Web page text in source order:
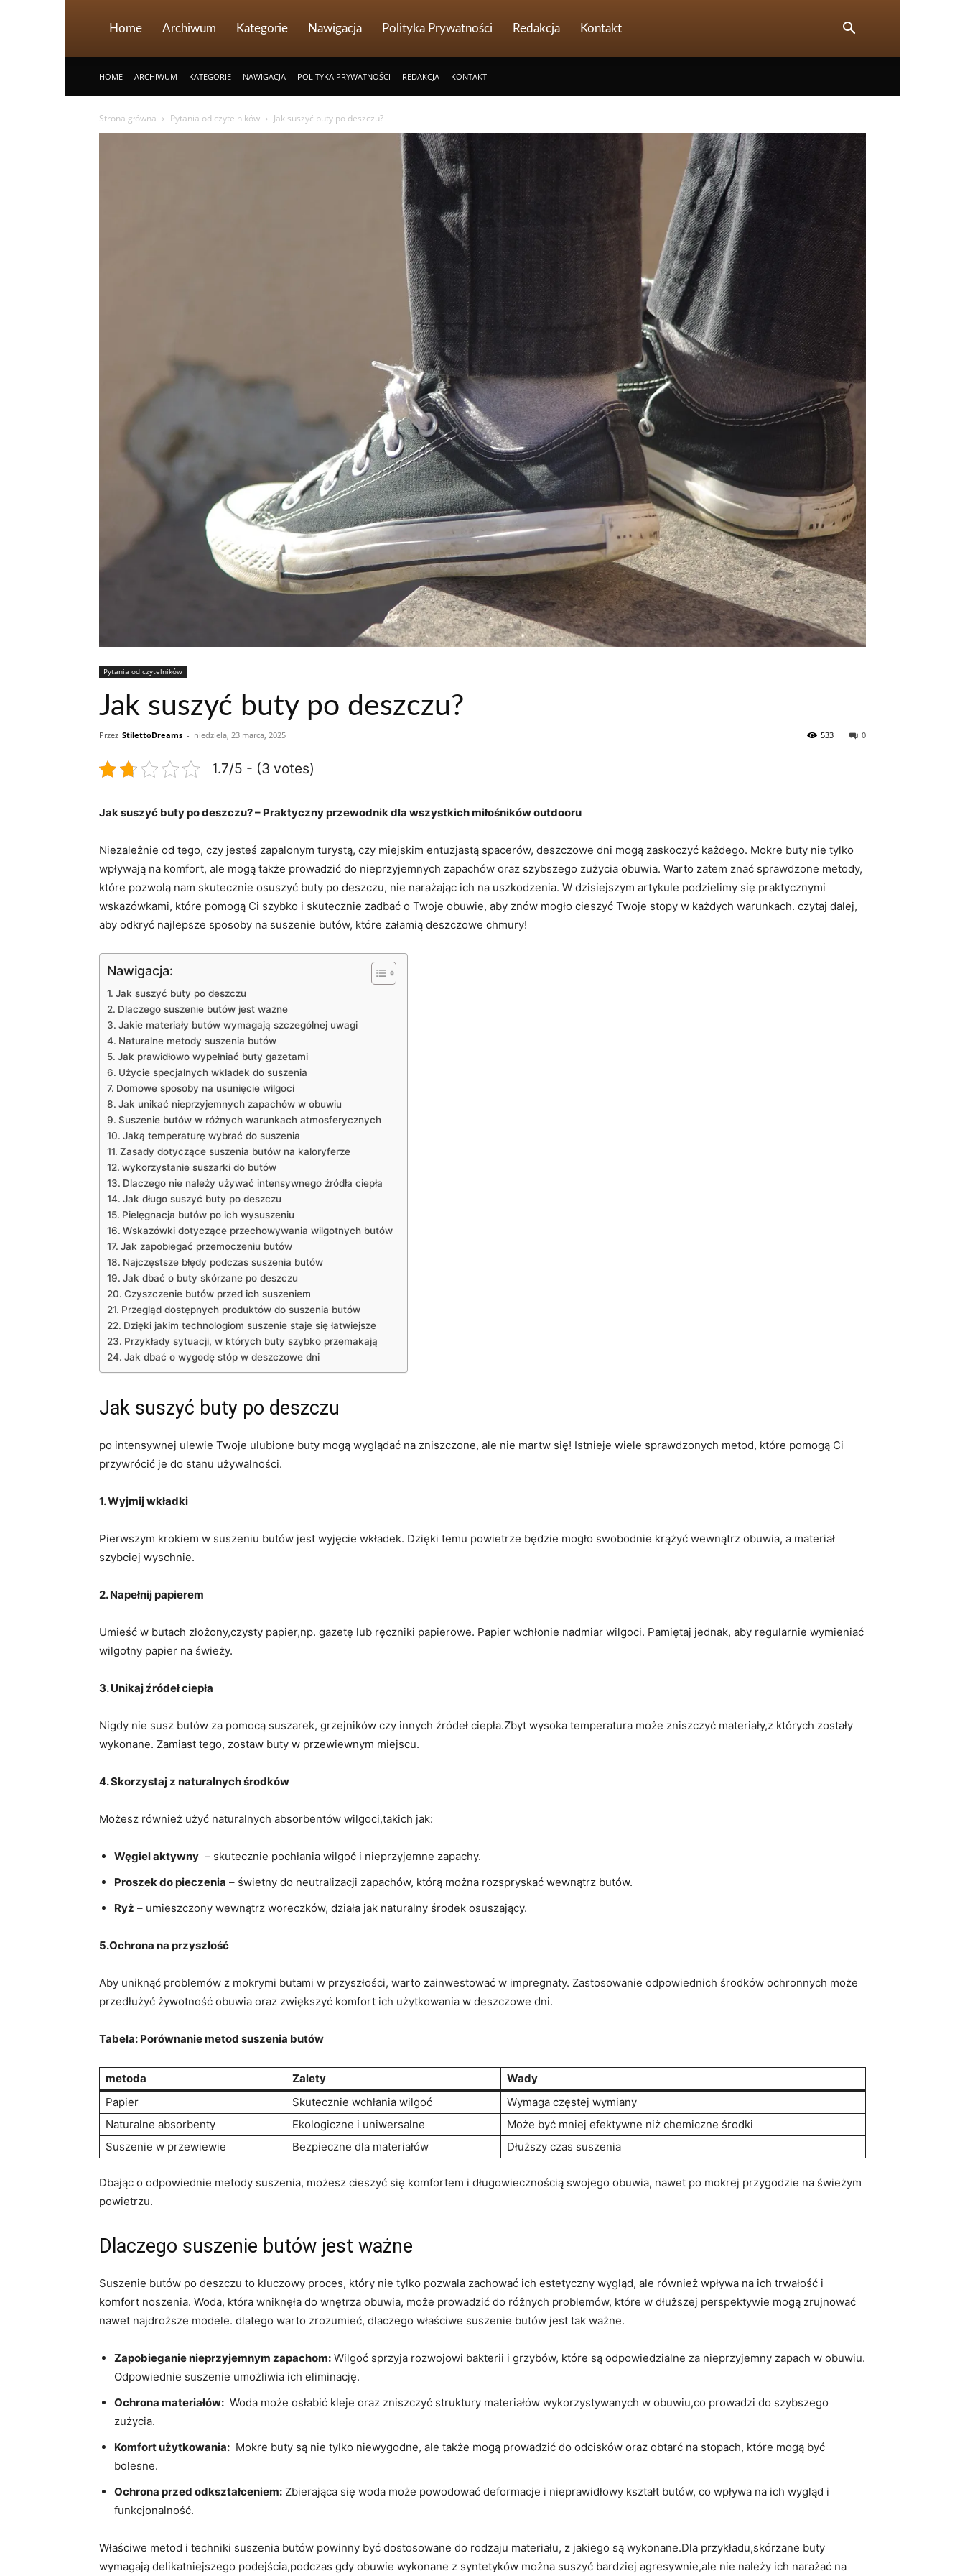
Home Archiwum Kategorie Nawigacja Polityka Prywatności Redakcja Kontakt
HOME ARCHIWUM KATEGORIE NAWIGACJA POLITYKA PRYWATNOŚCI REDAKCJA KONTAKT
Strona główna Pytania od czytelników Jak suszyć buty po deszczu?
Pytania od czytelników
Jak suszyć buty po deszczu?
Przez StilettoDreams - niedziela, 23 marca, 2025 0
533
1.7/5 - (3 votes)
Jak suszyć ⁤buty po deszczu?​ – Praktyczny przewodnik ‌dla wszystkich miłośników outdooru
Niezależnie od tego,​ czy jesteś zapalonym turystą, czy miejskim entuzjastą spacerów, deszczowe‍ dni ⁢mogą‍ zaskoczyć każdego. Mokre buty nie tylko
wpływają na komfort, ale mogą także ​prowadzić⁤ do nieprzyjemnych zapachów oraz szybszego zużycia obuwia. Warto zatem znać sprawdzone metody,
‍które pozwolą⁣ nam skutecznie osuszyć buty po deszczu,‍ nie narażając ich na uszkodzenia. W dzisiejszym artykule podzielimy się praktycznymi
wskazówkami, ⁣które pomogą Ci szybko i⁤ skutecznie ‌zadbać⁤ o‍ Twoje obuwie, aby znów mogło cieszyć Twoje stopy w każdych ​warunkach. czytaj dalej,
aby ​odkryć najlepsze⁣ sposoby na ​suszenie​ butów, które załamią deszczowe chmury!
Nawigacja:
Jak suszyć‌ buty po deszczu
Dlaczego suszenie butów jest ważne
Jakie materiały butów wymagają szczególnej uwagi
Naturalne⁢ metody suszenia butów
Jak prawidłowo wypełniać buty gazetami
Użycie specjalnych wkładek do suszenia
Domowe sposoby na‍ usunięcie wilgoci
Jak unikać nieprzyjemnych zapachów w obuwiu
Suszenie butów ⁢w ‌różnych warunkach atmosferycznych
Jaką temperaturę⁣ wybrać ⁤do​ suszenia
Zasady dotyczące suszenia butów na kaloryferze
wykorzystanie ‌suszarki do butów
Dlaczego nie należy używać intensywnego ⁢źródła ciepła
Jak ‍długo suszyć buty po deszczu
Pielęgnacja butów po ich​ wysuszeniu
Wskazówki‍ dotyczące przechowywania wilgotnych butów
Jak ⁣zapobiegać przemoczeniu butów
Najczęstsze błędy podczas ​suszenia butów
Jak dbać o buty skórzane po deszczu
Czyszczenie butów przed ‍ich suszeniem
Przegląd ⁣dostępnych produktów do suszenia ​butów
Dzięki jakim technologiom suszenie staje się łatwiejsze
Przykłady sytuacji, w ​których buty szybko przemakają
Jak dbać o wygodę stóp w ‌deszczowe⁣ dni
Jak suszyć‌ buty po deszczu
po intensywnej ulewie Twoje ulubione buty mogą wyglądać ‌na zniszczone, ale nie martw się! ‌Istnieje wiele ⁣sprawdzonych⁣ metod, które pomogą Ci
przywrócić je⁢ do stanu używalności.
1. Wyjmij wkładki
Pierwszym krokiem w suszeniu butów⁣ jest‍ wyjęcie​ wkładek. Dzięki temu powietrze będzie mogło⁤ swobodnie krążyć wewnątrz obuwia, a materiał
⁢szybciej wyschnie.
2. Napełnij papierem
Umieść w⁣ butach złożony,czysty papier,np. gazetę lub ręczniki papierowe. ​Papier wchłonie nadmiar wilgoci. Pamiętaj jednak, aby regularnie wymieniać
wilgotny papier na świeży.
3. Unikaj źródeł ciepła
Nigdy nie⁤ susz ‍butów za pomocą suszarek, grzejników czy innych źródeł ciepła.Zbyt wysoka​ temperatura może zniszczyć materiały,z których zostały
wykonane. Zamiast ⁢tego, zostaw buty w przewiewnym miejscu.
4. ​Skorzystaj z naturalnych środków
Możesz również użyć naturalnych absorbentów wilgoci,takich jak:
Węgiel aktywny ‌ – skutecznie pochłania wilgoć i nieprzyjemne‌ zapachy.
Proszek do pieczenia – świetny do neutralizacji ​zapachów, którą można​ rozspryskać wewnątrz⁣ butów.
Ryż – umieszczony ‍wewnątrz woreczków, działa jak naturalny⁢ środek ⁢osuszający.
5.Ochrona⁤ na przyszłość
Aby uniknąć problemów z ​mokrymi butami​ w przyszłości, warto zainwestować w impregnaty. Zastosowanie odpowiednich środków ochronnych ​może
przedłużyć żywotność obuwia​ oraz zwiększyć komfort⁢ ich użytkowania w deszczowe dni.
Tabela: Porównanie metod suszenia butów
metoda Zalety
Wady
Papier
Skutecznie ⁣wchłania wilgoć
Wymaga częstej wymiany
Naturalne absorbenty
Ekologiczne i ‍uniwersalne
Może być mniej efektywne niż chemiczne środki
Suszenie‌ w⁤ przewiewie
Bezpieczne dla materiałów Dłuższy czas suszenia
Dbając o odpowiednie‍ metody suszenia, możesz⁤ cieszyć się ‌komfortem i‌ długowiecznością ​swojego obuwia,⁢ nawet ⁢po mokrej⁤ przygodzie na świeżym
powietrzu.
Dlaczego suszenie butów jest ważne
Suszenie butów‍ po deszczu to kluczowy proces, który nie⁢ tylko ⁤pozwala zachować ich estetyczny wygląd, ale również wpływa na ich trwałość⁤ i
komfort noszenia. Woda, ⁤która wniknęła do wnętrza obuwia, może prowadzić do różnych ‍problemów, które w dłuższej perspektywie mogą zrujnować
nawet najdroższe modele. dlatego ‍warto zrozumieć, dlaczego właściwe suszenie ‌butów jest tak⁣ ważne.
Zapobieganie nieprzyjemnym zapachom: ⁤Wilgoć sprzyja rozwojowi bakterii i ⁢grzybów, które są odpowiedzialne za ⁢nieprzyjemny zapach​ w obuwiu.
Odpowiednie suszenie umożliwia ich eliminację.
Ochrona materiałów: ‍ Woda może osłabić ‌kleje⁤ oraz zniszczyć struktury materiałów wykorzystywanych w obuwiu,co prowadzi do szybszego
zużycia.
Komfort użytkowania: ​ Mokre buty są nie tylko⁤ niewygodne, ale także mogą prowadzić⁤ do odcisków oraz ⁢obtarć na stopach, które mogą być
bolesne.
Ochrona przed odkształceniem: ⁣Zbierająca się woda może powodować deformacje ‌i nieprawidłowy‌ kształt butów,⁣ co wpływa ⁢na ich wygląd i
⁣funkcjonalność.
Właściwe metod⁣ i techniki suszenia butów powinny⁤ być dostosowane do rodzaju materiału, z‍ jakiego są wykonane.Dla ⁣przykładu,skórzane buty
wymagają delikatniejszego podejścia,podczas gdy obuwie wykonane z syntetyków można suszyć bardziej ⁢agresywnie,ale nie należy ⁤ich narażać na